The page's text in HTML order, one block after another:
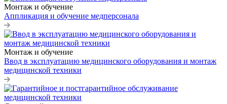
Монтаж и обучение
Аппликация и обучение медперсонала
Монтаж и обучение
Ввод в эксплуатацию медицинского оборудования и монтаж
медицинской техники